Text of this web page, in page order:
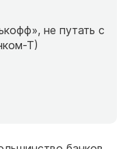
не путать с
Т)